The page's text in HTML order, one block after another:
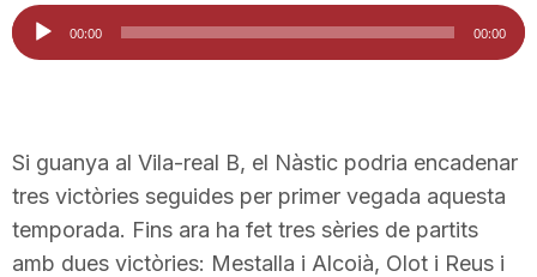
a
o
n
Reproductor
d'àudio
00:00 00:00
Si guanya al Vila-real B, el Nàstic podria encadenar
tres victòries seguides per primer vegada aquesta
temporada. Fins ara ha fet tres sèries de partits
amb dues victòries: Mestalla i Alcoià, Olot i Reus i